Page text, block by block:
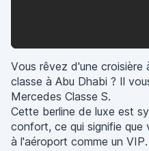
Vous rêvez d'une
classe à Abu Dhabi ? Il
Mercedes Classe S.
Cette berline de luxe est
confort, ce qui signifie que
à l'aéroport comme un